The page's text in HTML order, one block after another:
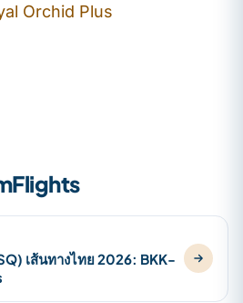
Orchid Plus
เส้นทางไทย 2026: BKK-